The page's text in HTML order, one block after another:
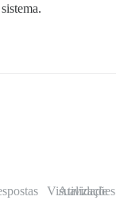
Visualizações
Atividade